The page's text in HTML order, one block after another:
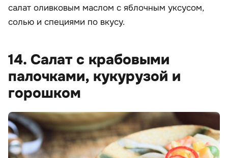
салат оливковым маслом с яблочным уксусом,
солью и специями по вкусу.
14. Салат с крабовыми
палочками, кукурузой и
горошком